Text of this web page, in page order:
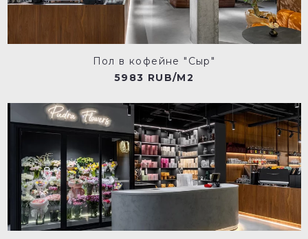
Пол в кофейне "Сыр"
5983 RUB/M2